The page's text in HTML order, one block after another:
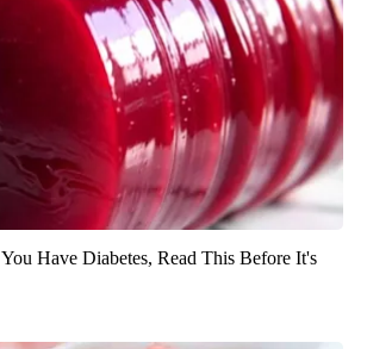
Have Diabetes, Read This Before It's